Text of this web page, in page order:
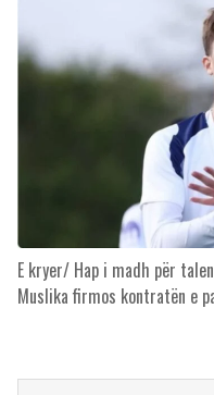
E kryer/ Hap i madh për
Muslika firmos kontratën e